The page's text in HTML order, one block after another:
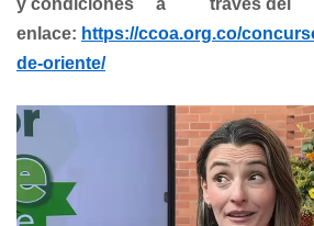
y condiciones a través
enlace: https://ccoa.org.co/
de-oriente/